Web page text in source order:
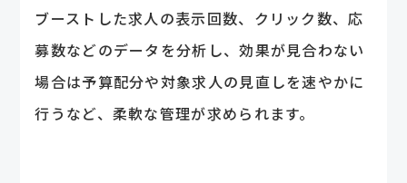
ブーストした求人の表示回数、クリック数、応
募数などのデータを分析し、効果が見合わない
場合は予算配分や対象求人の見直しを速やかに
行うなど、柔軟な管理が求められます。